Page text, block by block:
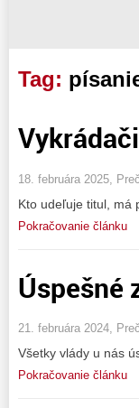
Tag:
Vykrádači
18. februára 2025,
Kto udeľuje titul, má
Pokračovanie článku
Úspešné
21. februára 2024,
Všetky vlády u nás
Pokračovanie článku